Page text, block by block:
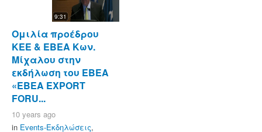
9:31
Ομιλία προέδρου
ΚΕΕ & ΕΒΕΑ Κων.
Μίχαλου στην
εκδήλωση του ΕΒΕΑ
«ΕΒΕΑ EXPORT
FORU...
10 years ago
in Events-Εκδηλώσεις,